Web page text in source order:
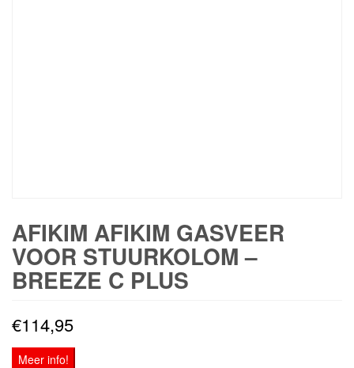
AFIKIM AFIKIM GASVEER
VOOR STUURKOLOM –
BREEZE C PLUS
€114,95
Meer info!